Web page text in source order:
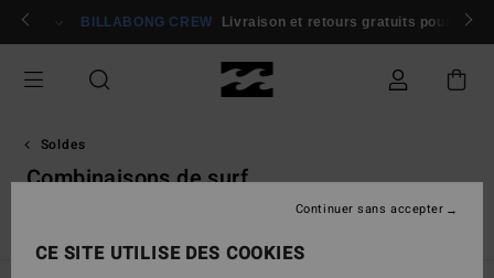
Passez
sélection
produits
🏄 Participer
BILLABONG CREW Livraison et retours gratuits pour les
Soldes
Combinaisons de surf
CE SITE UTILISE DES COOKIES
Continuer sans accepter